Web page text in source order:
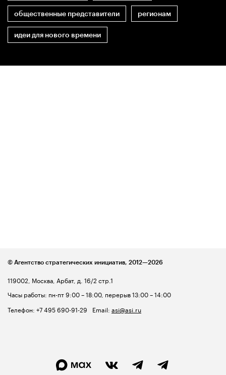
общественные представители регионам
идеи для нового времени
119002, Москва, Арбат, д. 16/2 стр.1
Часы работы: пн-пт 9:00 – 18:00, перерыв 13:00 – 14:00
Телефон: +7 495 690-91-29 Email: asi@asi.ru
© Агентство стратегических инициатив, 2012—2026